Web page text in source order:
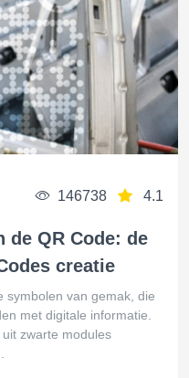
146738 4.1
de QR Code: de
creatie
symbolen van gemak, die
met digitale informatie.
zwarte modules